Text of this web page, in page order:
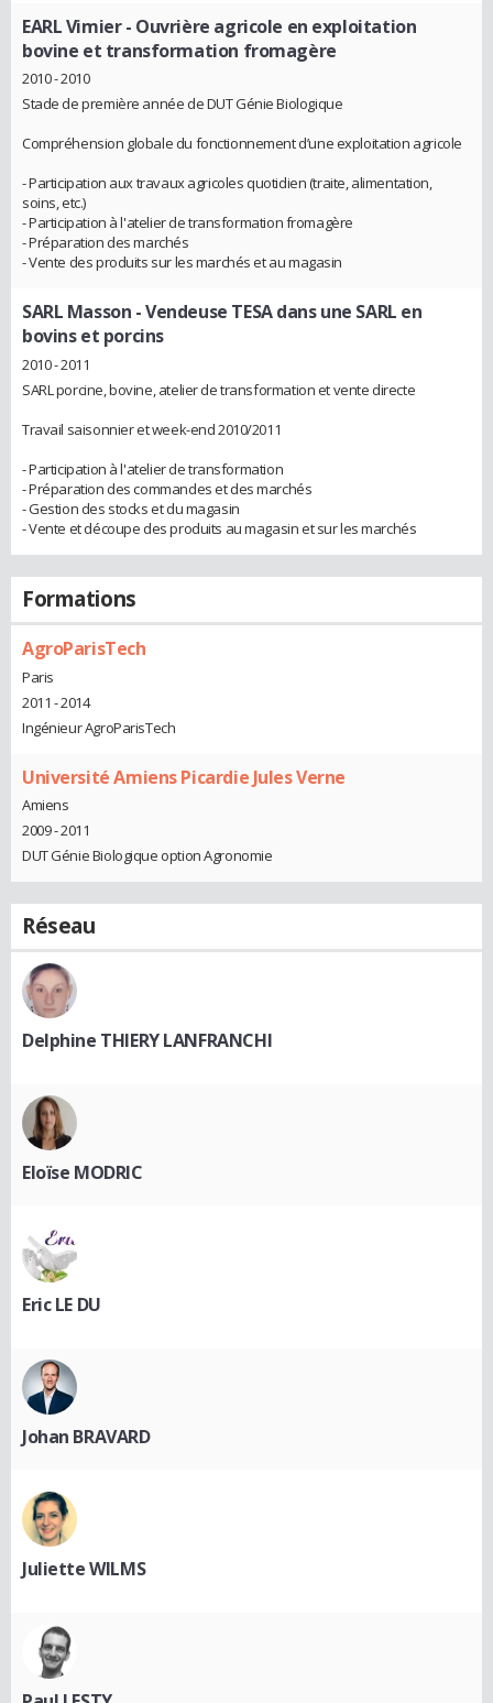
EARL Vimier- Ouvrière agricole en exploitation
bovine et transformation fromagère
2010 - 2010
Stade de première année de DUT Génie Biologique
Compréhension globale du fonctionnement d’une exploitation agricole
- Participation aux travaux agricoles quotidien (traite, alimentation,
soins, etc.)
- Participation à l'atelier de transformation fromagère
- Préparation des marchés
- Vente des produits sur les marchés et au magasin
SARL Masson - Vendeuse TESA dans une SARL en
bovins et porcins
2010 - 2011
SARL porcine, bovine, atelier de transformation et vente directe
Travail saisonnier et week-end 2010/2011
- Participation à l'atelier de transformation
- Préparation des commandes et des marchés
- Gestion des stocks et du magasin
- Vente et découpe des produits au magasin et sur les marchés
Formations
AgroParisTech
Paris
2011 - 2014
Ingénieur AgroParisTech
Université Amiens Picardie Jules Verne
Amiens
2009 - 2011
DUT Génie Biologique option Agronomie
Réseau
Delphine THIERY LANFRANCHI
Eloïse MODRIC
Eric LE DU
Johan BRAVARD
Juliette WILMS